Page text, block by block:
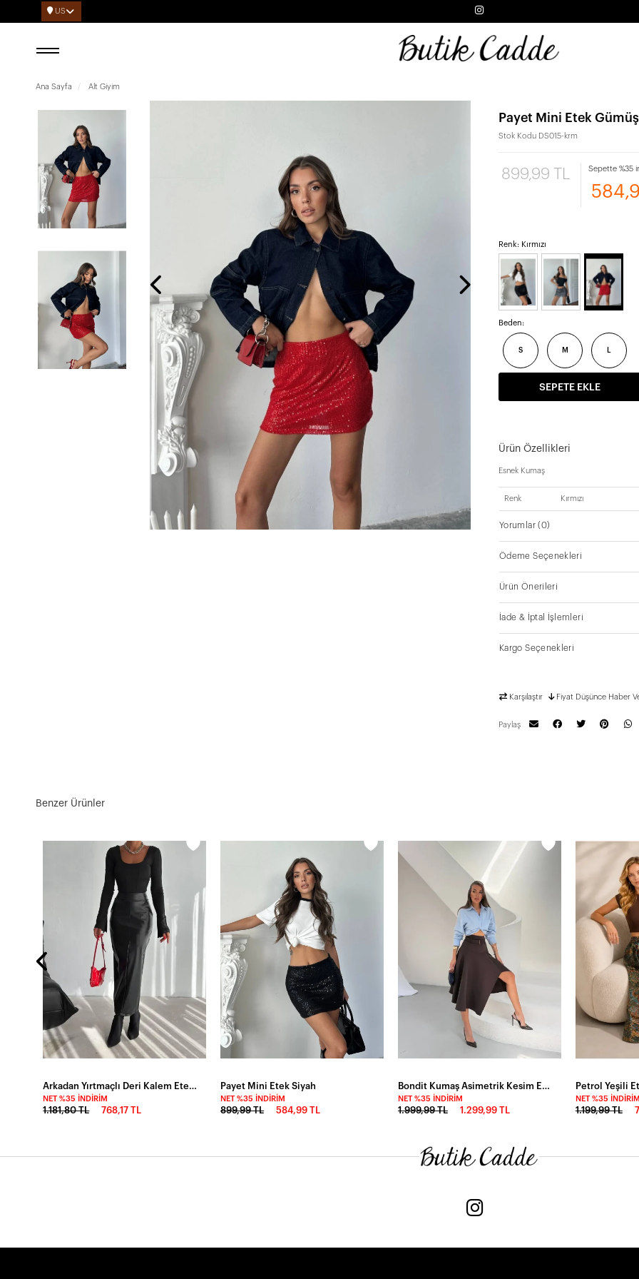
US
Ana Sayfa Alt Giyim
Payet Mini Etek Gümüş
Stok Kodu DS015-krm
899,99 TL Sepette %35
Renk: Kırmızı
Beden:
S M
SEPETE EKLE
Ürün Özellikleri
Esnek Kumaş
Renk Kırmızı
Yorumlar(0)
Ödeme Seçenekleri
Ürün Önerileri
İade & İptal İşlemleri
Kargo Seçenekleri
Karşılaştır Fiyat Düşünce Haber
Paylaş
Benzer Ürünler
Arkadan Yırtmaçlı Deri Kalem Etek-2243-syh
NET %35 İNDIRIM
1.181,80 TL 768,17 TL
Payet Mini Etek Siyah
NET %35 İNDIRIM
899,99 TL 584,99 TL
Bondit Kumaş Asimetrik Kesim Etek Kahve
NET %35 İNDIRIM
1.999,99 TL 1.299,99 TL
NET %35 İNDIRIM
1.199,99 TL